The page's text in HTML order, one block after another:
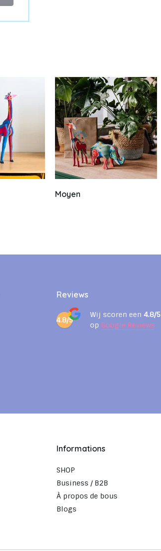
Moyen
Reviews
4.8/5
Wij scoren een 4.8/5
op Google Reviews
Informations
SHOP
Business / B2B
À propos de bous
Blogs